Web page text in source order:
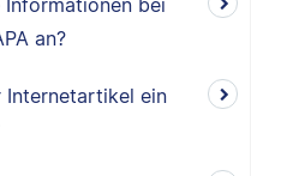
bei
an?
Internetartikel ein